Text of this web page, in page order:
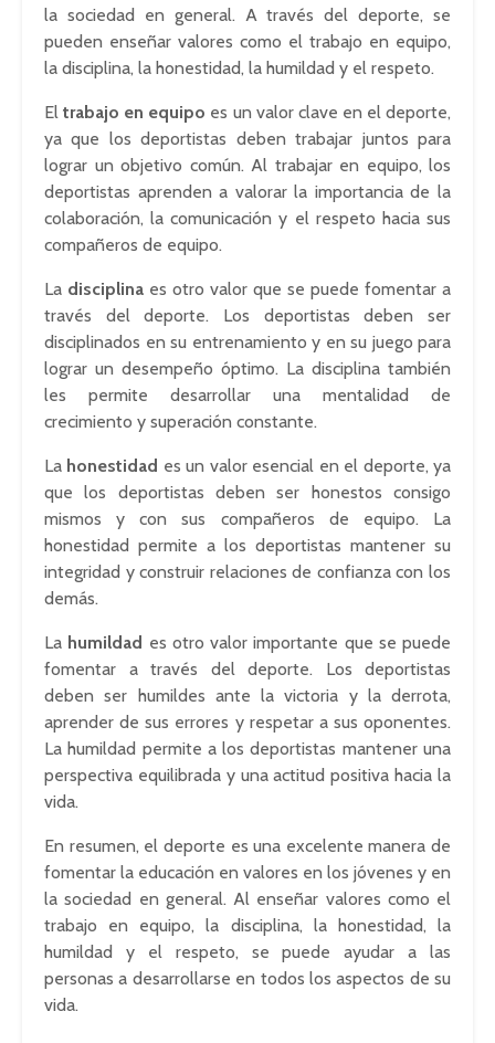
la sociedad en general. A través del deporte, se
pueden enseñar valores como el trabajo en equipo,
la disciplina, la honestidad, la humildad y el respeto.
Eltrabajo en equipo es un valor clave en el deporte,
ya que los deportistas deben trabajar juntos para
lograr un objetivo común. Al trabajar en equipo, los
deportistas aprenden a valorar la importancia de la
colaboración, la comunicación y el respeto hacia sus
compañeros de equipo.
La disciplina es otro valor que se puede fomentar a
través del deporte. Los deportistas deben ser
disciplinados en su entrenamiento y en su juego para
lograr un desempeño óptimo. La disciplina también
les permite desarrollar una mentalidad de
crecimiento y superación constante.
La honestidad es un valor esencial en el deporte, ya
que los deportistas deben ser honestos consigo
mismos y con sus compañeros de equipo. La
honestidad permite a los deportistas mantener su
integridad y construir relaciones de confianza con los
demás.
La humildad es otro valor importante que se puede
fomentar a través del deporte. Los deportistas
deben ser humildes ante la victoria y la derrota,
aprender de sus errores y respetar a sus oponentes.
La humildad permite a los deportistas mantener una
perspectiva equilibrada y una actitud positiva hacia la
vida.
En resumen, el deporte es una excelente manera de
fomentar la educación en valores en los jóvenes y en
la sociedad en general. Al enseñar valores como el
trabajo en equipo, la disciplina, la honestidad, la
humildad y el respeto, se puede ayudar a las
personas a desarrollarse en todos los aspectos de su
vida.